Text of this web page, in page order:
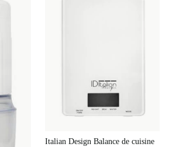
Italian Design Balance de cuisine